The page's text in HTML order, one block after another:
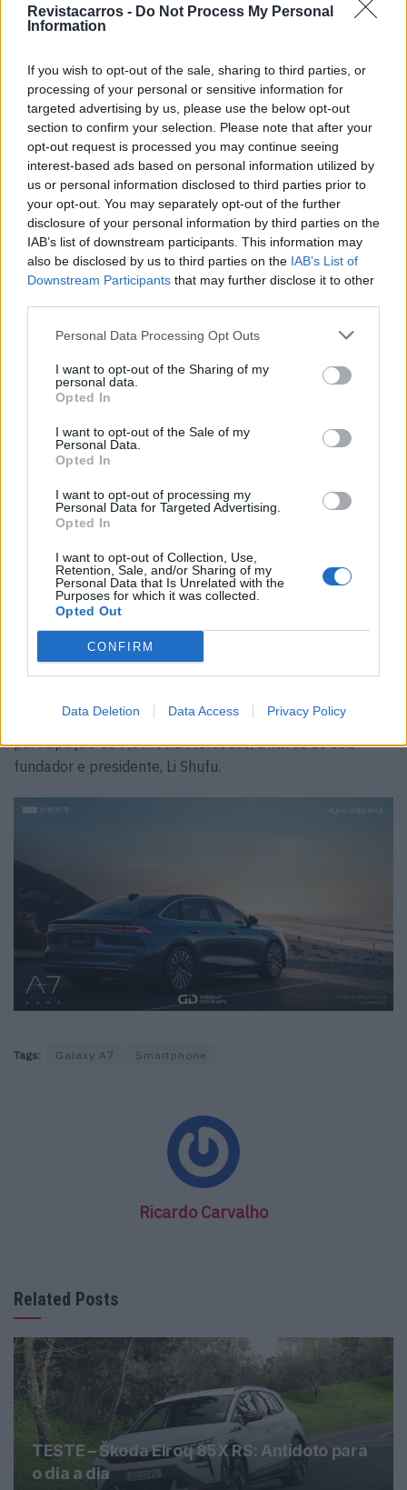
Revistacarros - Do Not Process My Personal
Information
If you wish to opt-out of the sale, sharing to third parties, or
processing of your personal or sensitive information for
targeted advertising by us, please use the below opt-out
section to confirm your selection. Please note that after your
opt-out request is processed you may continue seeing
interest-based ads based on personal information utilized by
us or personal information disclosed to third parties prior to
your opt-out. You may separately opt-out of the further
disclosure of your personal information by third parties on the
IAB’s list of downstream participants. This information may
also be disclosed by us to third parties on the IAB’s List of
Downstream Participants that may further disclose it to other
Personal Data Processing Opt Outs
I want to opt-out of the Sharing of my
personal data.
Opted In
I want to opt-out of the Sale of my
Personal Data.
Opted In
I want to opt-out of processing my
Personal Data for Targeted Advertising.
Opted In
I want to opt-out of Collection, Use,
Retention, Sale, and/or Sharing of my
Personal Data that Is Unrelated with the
Purposes for which it was collected.
Opted Out
CONFIRM
Data Deletion Data Access Privacy Policy
Relatórios da China indicam que a Geely oferecerá o
Galaxy A7 com várias opções de baterias de fosfato de
lítio-ferro (LFP), fornecidas pela CALB e CATL. A maior
será uma bateria de 18,99 kWh, permitindo uma
novamente com base no padrão CLTC. Em termos de
tamanho, o carro mede 4918 mm de comprimento, 1905
mm de largura e 1495 mm de altura, com uma generosa
distância entre eixos de 2845 mm.
Ele preenche quase todos os requisitos das tendências
automóveis para 2025: barras de luzes dianteiras e
mínimos. O Galaxy A7 vem com jantes de 17 a 19
polegadas e pesa até 1.735 kg na sua configuração mais
pesada.
O Galaxy A7 será produzida pela empresa que detém
várias marcas, incluindo Volvo, Polestar, Lotus, Lynk & Co,
Smart, 49,9% da Proton, 17% da Aston Martin e uma
participação de 9,69% na Mercedes, através do seu
fundador e presidente, Li Shufu.
Tags: Galaxy A7 Smartphone
Ricardo Carvalho
Related Posts
TESTE – Škoda Elroq 85X RS: Antídoto para
o dia a dia